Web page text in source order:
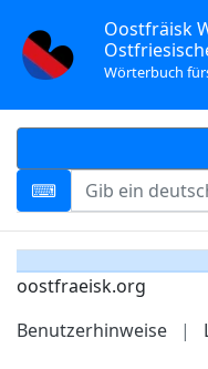
Oostfräisk
Wörterbuch
oostfraeisk.org
Benutzerhinweise
|